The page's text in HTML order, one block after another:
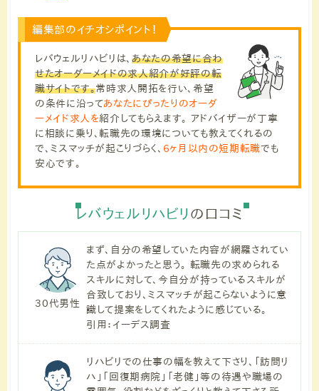
編集部のイチオシポイント！
レバウェルリハビリは、あなたの希望に合わ
せたオーダーメイドの求人紹介が好評の転
職サイトです。常時求人開拓を行い、希望
の条件に沿ってあなたにぴったりのオーダ
ーメイド求人を紹介してもらえます。 アドバイザーが丁寧
に相談に乗り、転職先の環境についても教えてくれるの
で、ミスマッチが起こりづらく、 6ヶ月以内の短期転職でも
安心です。
レバウェルリハビリ の口コミ
30代男性
まず、自分の希望していた内容が網羅されてい
た点がよかったと思う。 転職先の求められる
スキルに対して、今自分が持っているスキルが
合致しており、ミスマッチが起こらないように意
識して提案をしてくれたように感じている。
引用：イーデス調査
リハビリでの仕事の幅を教えて下さり、「訪問リ
ハ」「回復期病院」「老健」等の待遇や職場の